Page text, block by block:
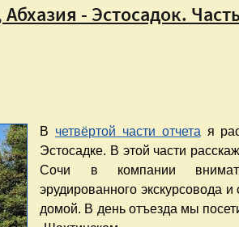
- Эстосадок.
В четвёртой части отчета я
Эстосадке. В этой части
Сочи в компании
эрудированного экскурсовода
домой. В день отъезда мы